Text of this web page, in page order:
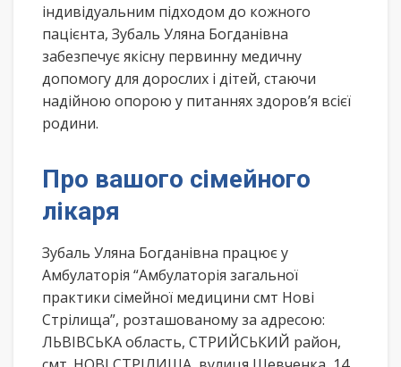
індивідуальним підходом до кожного
пацієнта, Зубаль Уляна Богданівна
забезпечує якісну первинну медичну
допомогу для дорослих і дітей, стаючи
надійною опорою у питаннях здоров’я всієї
родини.
Про вашого сімейного
лікаря
Зубаль Уляна Богданівна працює у
Амбулаторія “Амбулаторія загальної
практики сімейної медицини смт Нові
Стрілища”, розташованому за адресою:
ЛЬВІВСЬКА область, СТРИЙСЬКИЙ район,